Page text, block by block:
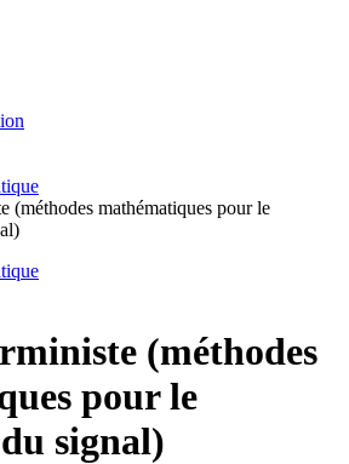
(méthodes mathématiques pour le
(méthodes
pour le
signal)